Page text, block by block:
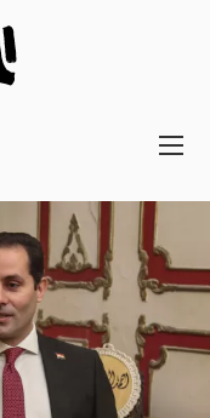
Main
Secondary
Navigation